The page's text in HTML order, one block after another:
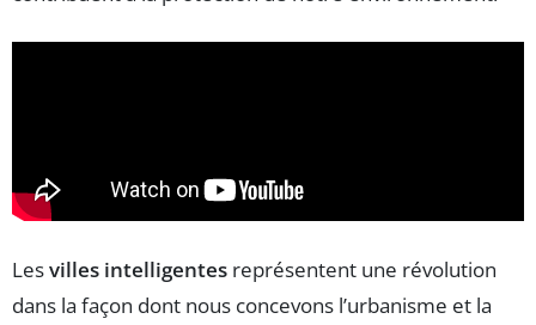
Lesvilles intelligentes représentent une révolution
dans la façon dont nous concevons l’urbanisme et la